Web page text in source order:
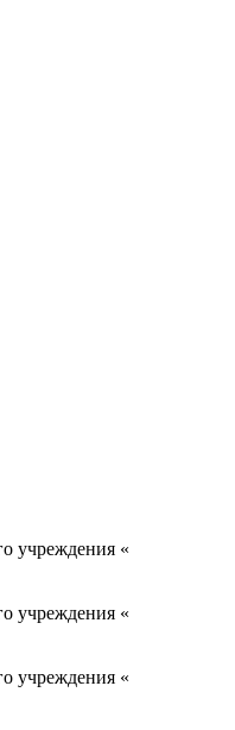
учреждения «
учреждения «
учреждения «